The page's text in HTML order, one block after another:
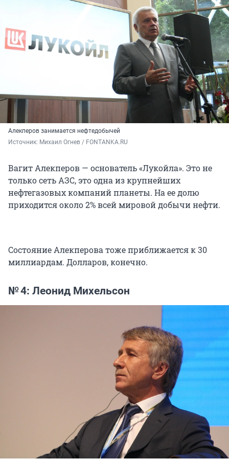
Алекперов занимается нефтедобычей
Источник: Михаил Огнев / FONTANKA.RU
Вагит Алекперов — основатель «Лукойла». Это не
только сеть АЗС, это одна из крупнейших
нефтегазовых компаний планеты. На ее долю
приходится около 2% всей мировой добычи нефти.
Состояние Алекперова тоже приближается к 30
миллиардам. Долларов, конечно.
№ 4: Леонид Михельсон